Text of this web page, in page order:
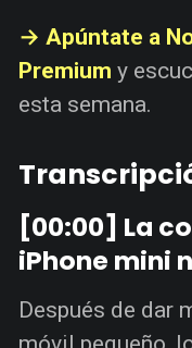
→ Apúntate a
Premium y
esta semana.
[00:00] La
iPhone mini
Después de dar